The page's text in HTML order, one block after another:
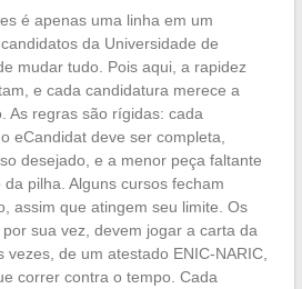
é apenas uma linha em um
da Universidade de
mudar tudo. Pois aqui, a rapidez
e cada candidatura merece a
As regras são rígidas: cada
eCandidat deve ser completa,
desejado, e a menor peça faltante
pilha. Alguns cursos fecham
assim que atingem seu limite. Os
sua vez, devem jogar a carta da
de um atestado ENIC-NARIC,
correr contra o tempo. Cada